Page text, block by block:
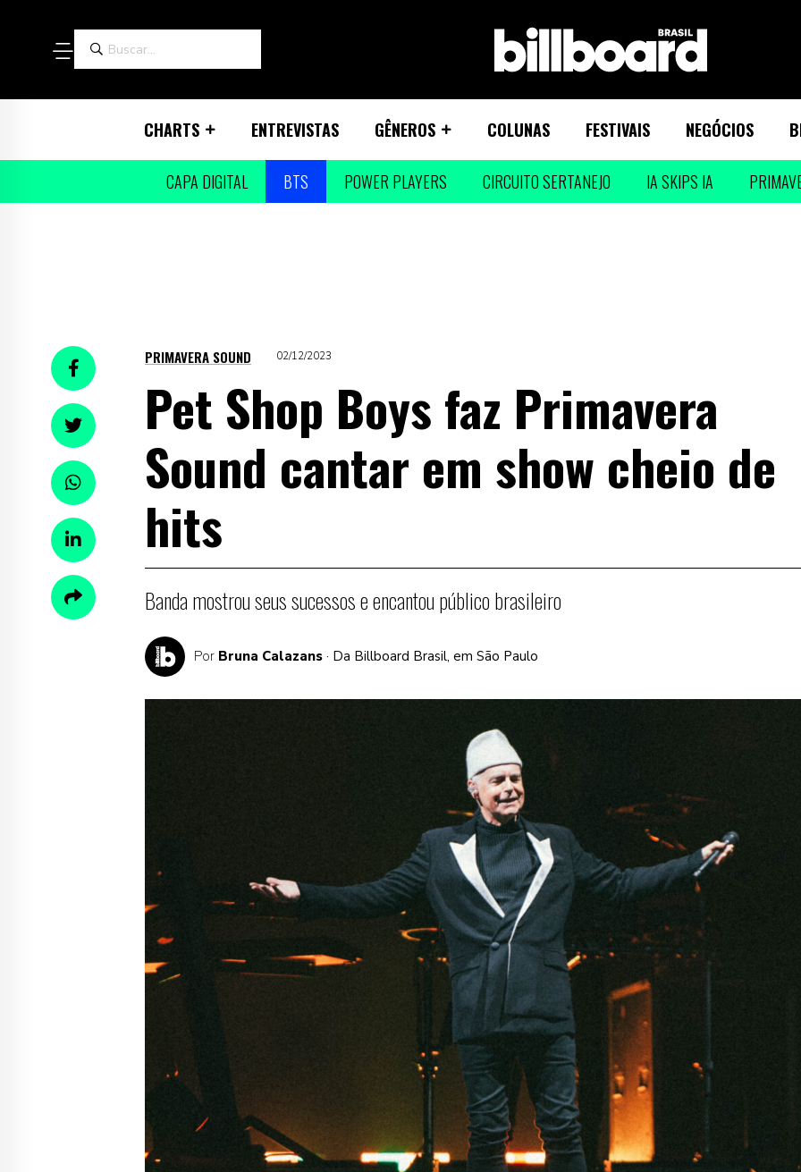
CHARTS ENTREVISTAS GÊNEROS COLUNAS FESTIVAIS NEGÓCIOS
CAPA DIGITAL BTS POWER PLAYERS CIRCUITO SERTANEJO IA SKIPS IA
PRIMAVERA SOUND 02/12/2023
Pet Shop Boys faz Primavera
Sound cantar em show cheio de
hits
Banda mostrou seus sucessos e encantou público brasileiro
Por Bruna Calazans · Da Billboard Brasil, em São Paulo